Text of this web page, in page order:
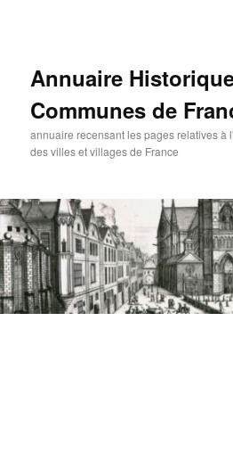
Annuaire
Communes de
annuaire recensant les pages relatives à
des villes et villages de France